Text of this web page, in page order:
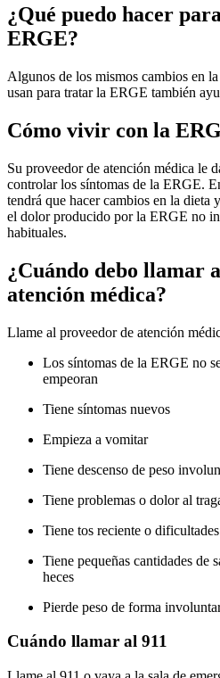
¿Qué puedo hacer
ERGE?
Algunos de los mismos cambios en
usan para tratar la ERGE también
Cómo vivir con la
Su proveedor de atención médica le
controlar los síntomas de la ERGE.
tendrá que hacer cambios en la dieta
el dolor producido por la ERGE no
habituales.
¿Cuándo debo llamar
atención médica?
Llame al proveedor de atención
Los síntomas de la ERGE no
empeoran
Tiene síntomas nuevos
Empieza a vomitar
Tiene descenso de peso
Tiene problemas o dolor al
Tiene tos reciente o
Tiene pequeñas cantidades de
heces
Pierde peso de forma
Cuándo llamar al 911